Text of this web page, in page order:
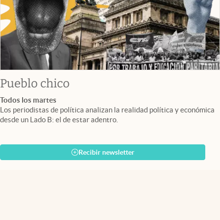
Pueblo chico
Todos los martes
Los periodistas de política analizan la realidad política y económica
desde un Lado B: el de estar adentro.
Recibir newsletter